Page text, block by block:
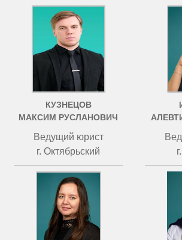
КУЗНЕЦОВ
МАКСИМ РУСЛАНОВИЧ
Ведущий юрист
г. Октябрьский